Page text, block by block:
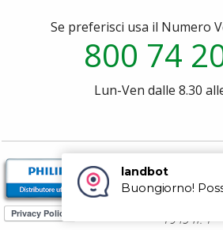
Se preferisci usa il Numero
800 74
Lun-Ven dalle 8.30
1945 n. 1